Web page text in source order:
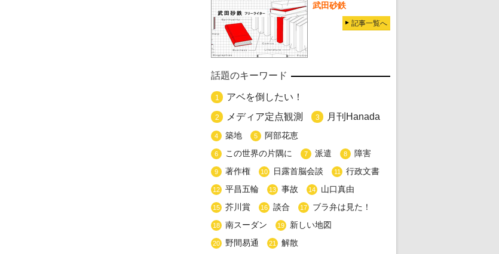
武田砂鉄
記事一覧へ
話題のキーワード
1 アベを倒したい！
2 メディア定点観測 3 月刊Hanada
4 築地 5 阿部花恵
6 この世界の片隅に 7 派遣 8 障害
9 著作権 10 日露首脳会談 11 行政文書
12 平昌五輪 13 事故 14 山口真由
15 芥川賞 16 談合 17 ブラ弁は見た！
18 南スーダン 19 新しい地図
20 野間易通 21 解散